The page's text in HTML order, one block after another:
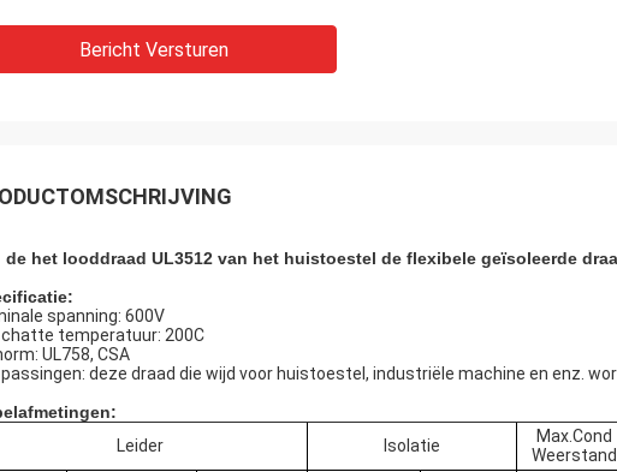
Bericht Versturen
de het looddraad UL3512 van het huistoestel de flexibele geïsoleerde
spanning: 600V
temperatuur: 200C
UL758, CSA
deze draad die wijd voor huistoestel, industriële machine en enz.
Leider
Isolatie
Max.Cond
Weerstand